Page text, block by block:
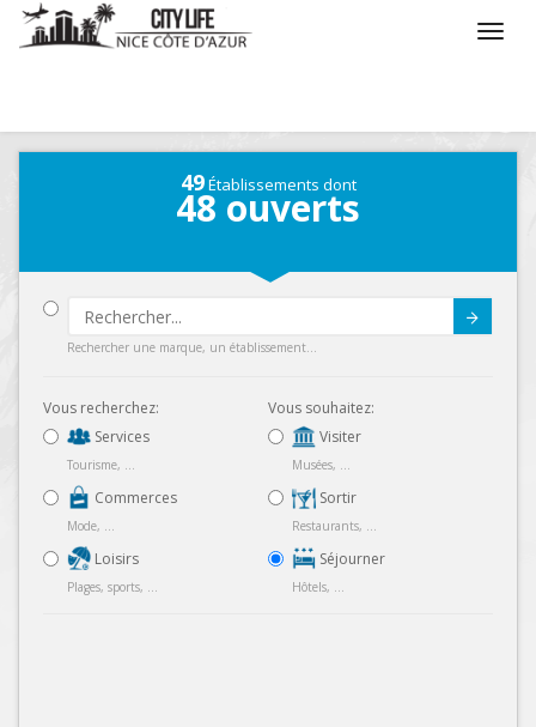
49Établissements dont
48 ouverts
Rechercher une marque, un établissement...
Vous recherchez:
Services
Tourisme, ...
Commerces
Mode, ...
Loisirs
Plages, sports, ...
Vous souhaitez:
Visiter
Musées, ...
Sortir
Restaurants, ...
Séjourner
Hôtels, ...